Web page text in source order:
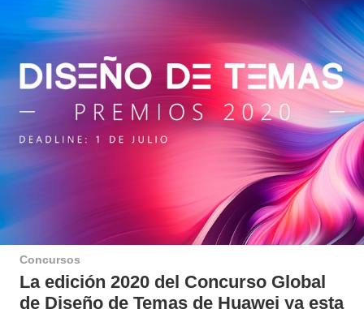
Concursos
La edición 2020 del Concurso Global
de Diseño de Temas de Huawei ya esta